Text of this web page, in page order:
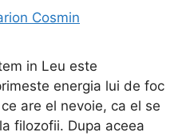
Cosmin
in Leu este
energia lui de foc
are el nevoie, ca el se
filozofii. Dupa aceea